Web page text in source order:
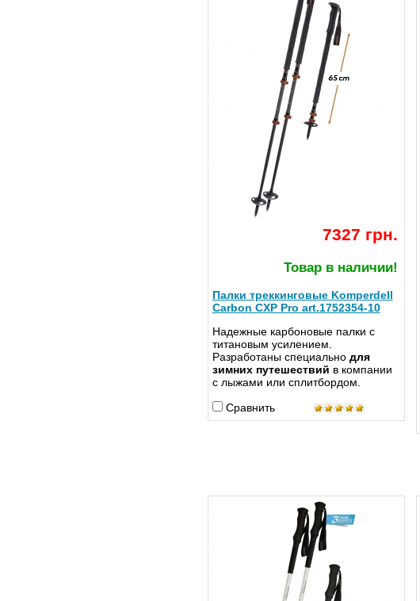
7327 грн.
Товар в наличии!
Палки треккинговые Komperdell
Carbon CXP Pro art.1752354-10
Надежные карбоновые палки с
титановым усилением.
Разработаны специальнодля
зимних путешествий в компании
с лыжами или сплитбордом.
Сравнить